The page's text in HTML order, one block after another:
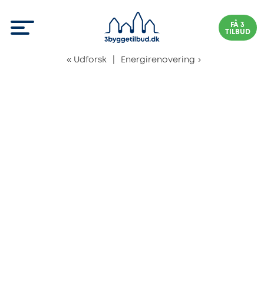
FÅ 3
TILBUD
« Udforsk Energirenovering ›